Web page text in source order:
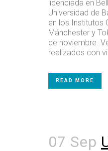
licenciada en
Universidad de
en los Institutos
Mánchester y
de noviembre.
realizados con
READ MORE
07 Sep